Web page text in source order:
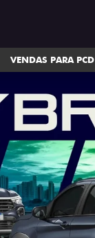
VENDAS PARA PCD